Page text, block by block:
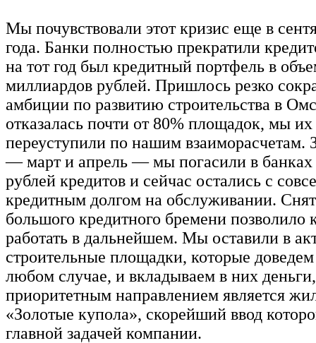
Мы почувствовали этот кризис еще в
года. Банки полностью прекратили
на тот год был кредитный портфель в
миллиардов рублей. Пришлось резко
амбиции по развитию строительства в
отказалась почти от 80% площадок, мы
переуступили по нашим взаиморасчетам.
— март и апрель — мы погасили в банках
рублей кредитов и сейчас остались с
кредитным долгом на обслуживании.
большого кредитного бремени позволило
работать в дальнейшем. Мы оставили в
строительные площадки, которые
любом случае, и вкладываем в них
приоритетным направлением является
«Золотые купола», скорейший ввод
главной задачей компании.